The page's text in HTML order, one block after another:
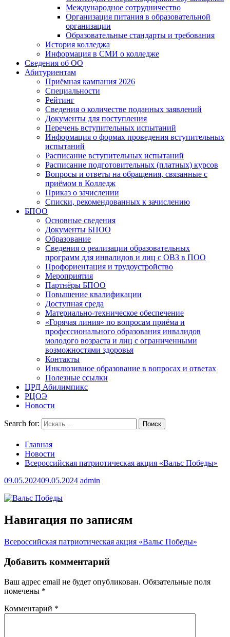
Международное сотрудничество
Организация питания в образовательной
организации
Образовательные стандарты и требования
История колледжа
Информация в СМИ о колледже
Сведения об ОО
Абитуриентам
Приёмная кампания 2026
Специальности
Рейтинг
Сведения о количестве поданных заявлений
Документы для поступления
Перечень вступительных испытаний
Информация о формах проведения вступительных
испытаний
Расписание вступительных испытаний
Расписание подготовительных (платных) курсов
Вопросы и ответы на обращения, связанные с
приёмом в Колледж
Приказ о зачислении
Списки, рекомендованных к зачислению
БПОО
Основные сведения
Документы БПОО
Образование
Сведения о реализации образовательных
программ для инвалидов и лиц с ОВЗ в ПОО
Профориентация и трудоустройство
Мероприятия
Партнёры БПОО
Повышение квалификации
Доступная среда
Материально-техническое обеспечение
«Горячая линия» по вопросам приёма и
профессионального образования инвалидов
молодого возраста и лиц с ограниченными
возможностями здоровья
Контакты
Инклюзивное образование в вопросах и ответах
Полезные ссылки
ЦРД Абилимпикс
РЦОЭ
Новости
Search for:
Главная
Новости
Всероссийская патриотическая акция «Вальс Победы»
09.05.202409.05.2024 admin
Навигация по записям
Всероссийская патриотическая акция «Вальс Победы»
Добавить комментарий
Ваш адрес email не будет опубликован. Обязательные поля
помечены *
Комментарий *